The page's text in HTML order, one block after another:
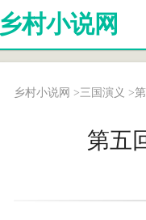
乡村小说网
乡村小说网 >三国演义 >
第五